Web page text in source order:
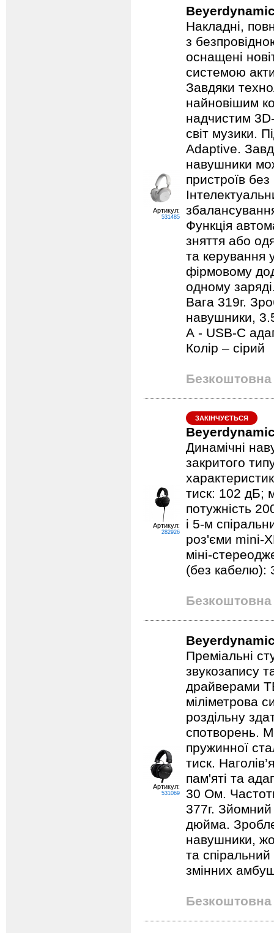
Артикул:
531485
Накладні,
з
оснащені
системою
Завдяки
найновішим
надчистим
світ музики.
Adaptive.
навушники
пристроїв без
Функція
зняття або
та керування
фірмовому
одному
Вага 319г.
навушники,
А - USB-С
Колір – сірий
Безкоштовна
Артикул:
282926
ЗАКІНЧУЄТЬСЯ
Динамічні
закритого
тиск: 102 дБ;
потужність
і 5-м
роз'єми mini-
міні-
(без кабелю):
Безкоштовна
Артикул:
531069
Преміальні
звукозапису
драйверами
міліметрова
роздільну
спотворень.
пружинної
тиск.
пам'яті та
30 Ом.
377г.
дюйма.
навушники,
та
змінних
Безкоштовна